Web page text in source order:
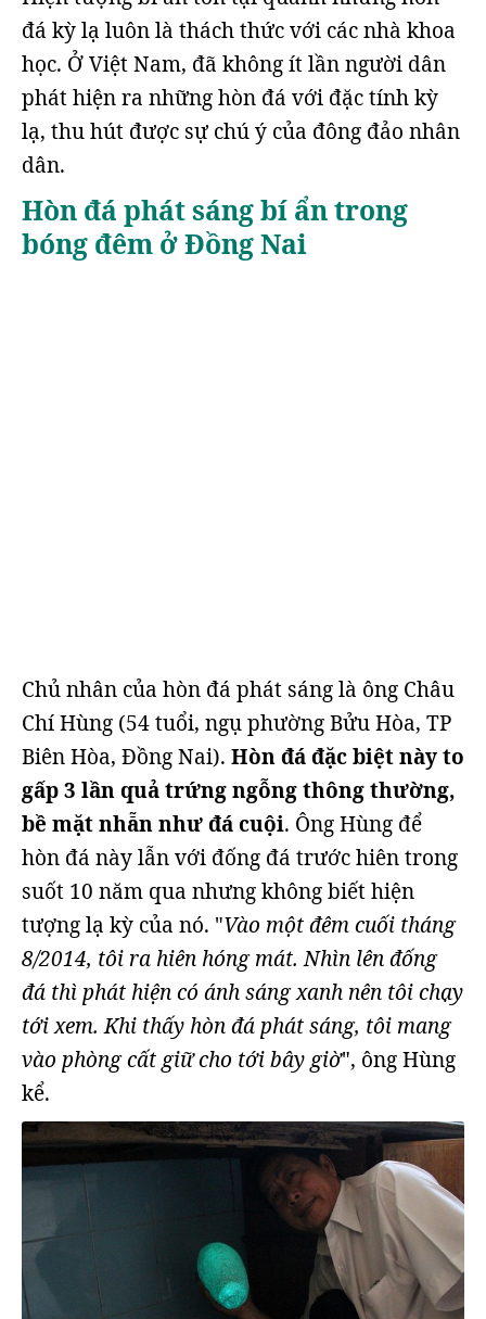
đá kỳ lạ luôn là thách thức với các nhà khoa
học. Ở Việt Nam, đã không ít lần người dân
phát hiện ra những hòn đá với đặc tính kỳ
lạ, thu hút được sự chú ý của đông đảo nhân
dân.
Hòn đá phát sáng bí ẩn trong
bóng đêm ở Đồng Nai
Chủ nhân của hòn đá phát sáng là ông Châu
Chí Hùng (54 tuổi, ngụ phường Bửu Hòa, TP
Biên Hòa, Đồng Nai). Hòn đá đặc biệt này to
gấp 3 lần quả trứng ngỗng thông thường,
bề mặt nhẵn như đá cuội. Ông Hùng để
hòn đá này lẫn với đống đá trước hiên trong
suốt 10 năm qua nhưng không biết hiện
tượng lạ kỳ của nó. "Vào một đêm cuối tháng
8/2014, tôi ra hiên hóng mát. Nhìn lên đống
đá thì phát hiện có ánh sáng xanh nên tôi chạy
tới xem. Khi thấy hòn đá phát sáng, tôi mang
vào phòng cất giữ cho tới bây giờ", ông Hùng
kể.